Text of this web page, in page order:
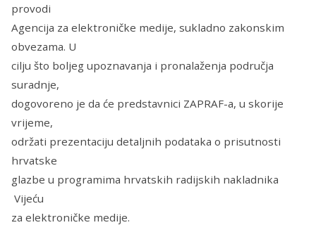
provodi
Agencija za elektroničke medije, sukladno zakonskim
obvezama. U
cilju što boljeg upoznavanja i pronalaženja područja
suradnje,
dogovoreno je da će predstavnici ZAPRAF-a, u skorije
vrijeme,
održati prezentaciju detaljnih podataka o prisutnosti
hrvatske
glazbe u programima hrvatskih radijskih nakladnika
Vijeću
za elektroničke medije.